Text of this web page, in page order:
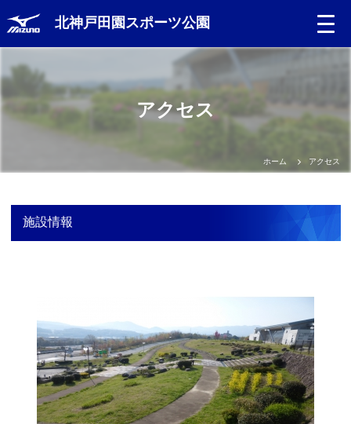
北神戸田園スポーツ公園
アクセス
ホーム アクセス
施設情報